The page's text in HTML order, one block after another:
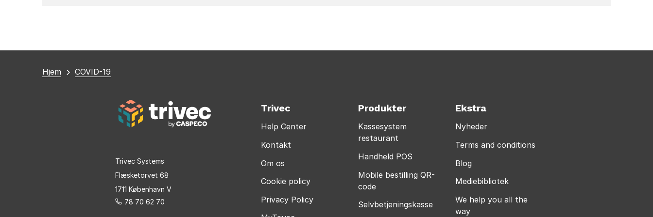
Du
Hjem COVID-19
Trivec Systems
Flæsketorvet 68
1711 København V
78 70 62 70
Trivec
Help Center
Kontakt
Om os
Cookie policy
Privacy Policy
Produkter
Kassesystem
restaurant
Handheld POS
Mobile bestilling QR-
code
Selvbetjeningskasse
Ekstra
Nyheder
Terms and conditions
Blog
Mediebibliotek
We help you all the
way